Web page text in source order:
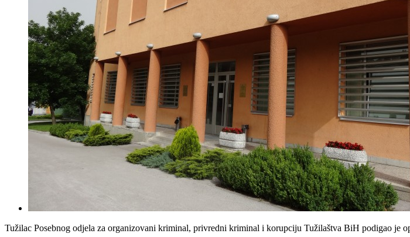
Tužilac Posebnog odjela za organizovani kriminal, privredni kriminal i korupciju Tužilaštva BiH podigao je